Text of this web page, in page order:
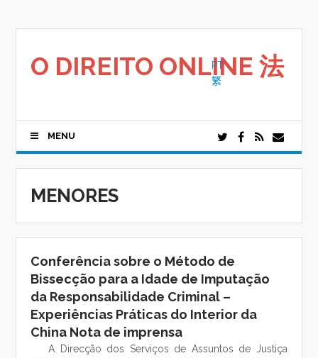
O DIREITO ONLINE 法
PT
繁
MENU
MENORES
Conferência sobre o Método de
Bissecção para a Idade de Imputação
da Responsabilidade Criminal –
Experiências Práticas do Interior da
China Nota de imprensa
A Direcção dos Serviços de Assuntos de Justiça